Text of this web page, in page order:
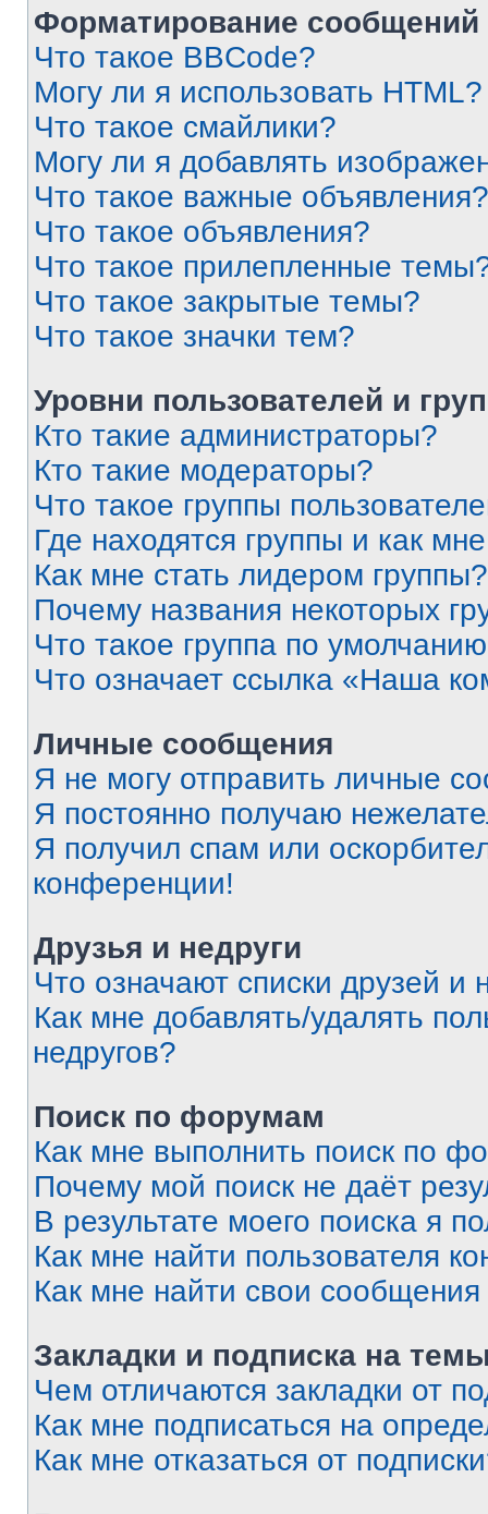
Форматирование
Что такое BBCode?
Могу ли я использовать HTML?
Что такое смайлики?
Могу ли я добавлять
Что такое важные объявления?
Что такое объявления?
Что такое прилепленные
Что такое закрытые темы?
Что такое значки тем?
Уровни пользователей и
Кто такие администраторы?
Кто такие модераторы?
Что такое группы
Где находятся группы и как
Как мне стать лидером группы?
Почему названия некоторых
Что такое группа по
Что означает ссылка «Наша
Личные сообщения
Я не могу отправить личные
Я постоянно получаю
Я получил спам или
конференции!
Друзья и недруги
Что означают списки друзей и
Как мне добавлять/удалять
недругов?
Поиск по форумам
Как мне выполнить поиск по
Почему мой поиск не даёт
В результате моего поиска я
Как мне найти пользователя
Как мне найти свои
Закладки и подписка на
Чем отличаются закладки от
Как мне подписаться на
Как мне отказаться от